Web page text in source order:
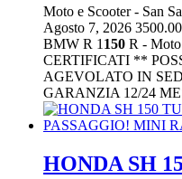
Moto e Scooter- San
Agosto 7, 2026
BMW R 1 150 R -
CERTIFICATI **
AGEVOLATO IN
GARANZIA 12/24
HONDA SH